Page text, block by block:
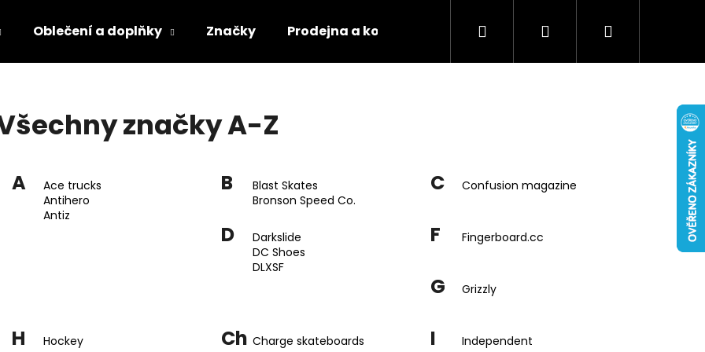
Oblečení a doplňky Značky Prodejna a kontakty Podporujeme Tabulky velikostí
Hledat PřihlášeníNákupní
značky A-Z
A
Ace trucks
Antihero
Antiz
B
Blast Skates
Bronson Speed Co.
C Confusion magazine
D
Darkslide
DC Shoes
DLXSF
F Fingerboard.cc
G Grizzly
H Hockey Ch Charge skateboards I Independent